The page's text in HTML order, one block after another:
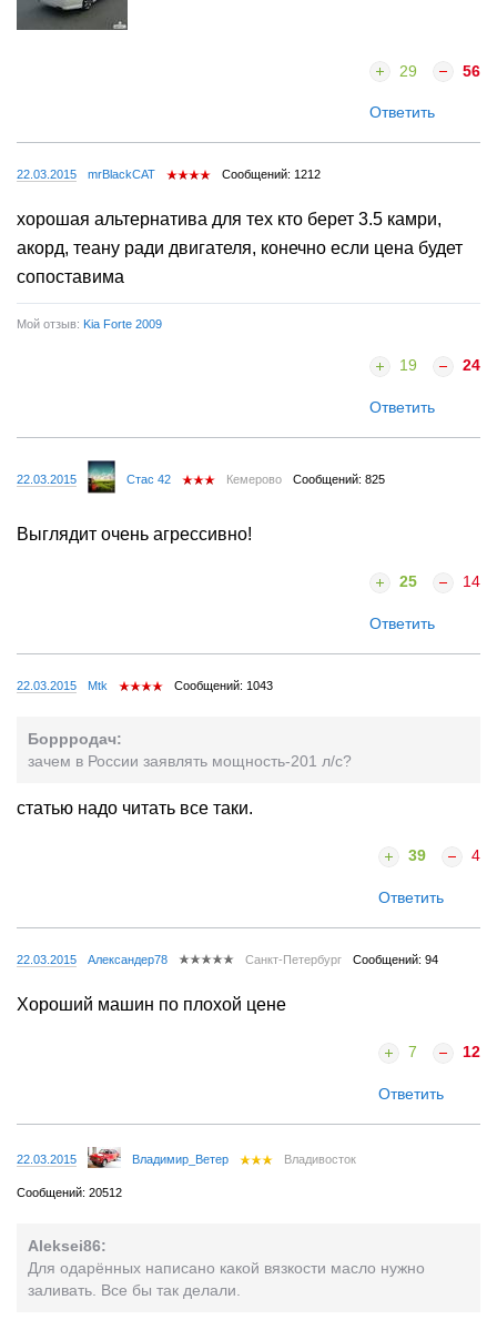
29 56
Ответить
22.03.2015 mrBlackCAT Сообщений: 1212
хорошая альтернатива для тех кто берет 3.5 камри,
акорд, теану ради двигателя, конечно если цена будет
сопоставима
Мой отзыв: Kia Forte 2009
19 24
Ответить
22.03.2015 Стас 42 Кемерово Сообщений: 825
Выглядит очень агрессивно!
25 14
Ответить
22.03.2015 Mtk Сообщений: 1043
Боррродач:
зачем в России заявлять мощность-201 л/с?
статью надо читать все таки.
39 4
Ответить
22.03.2015 Александер78 Санкт-Петербург Сообщений: 94
Хороший машин по плохой цене
7 12
Ответить
22.03.2015 Владимир_Ветер Владивосток
Сообщений: 20512
Aleksei86:
Для одарённых написано какой вязкости масло нужно
заливать. Все бы так делали.